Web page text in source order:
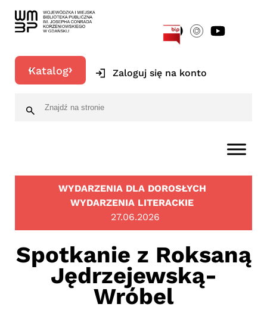
Katalog Zaloguj się na konto
WYDARZENIA DLA DOROSŁYCH
WYDARZENIA LITERACKIE
27.06.2026
Spotkanie z Roksaną
Jędrzejewską-
Wróbel